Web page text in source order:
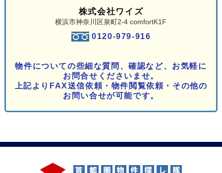
株式会社ワイズ
横浜市神奈川区泉町2-4 comfortK1F
0120-979-916
物件についての些細な質問、確認など、お気軽に
お問合せくださいませ。
上記よりFAX送信依頼・物件閲覧依頼・その他の
お問い合せが可能です。